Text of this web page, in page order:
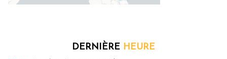
DERNIÈRE HEURE